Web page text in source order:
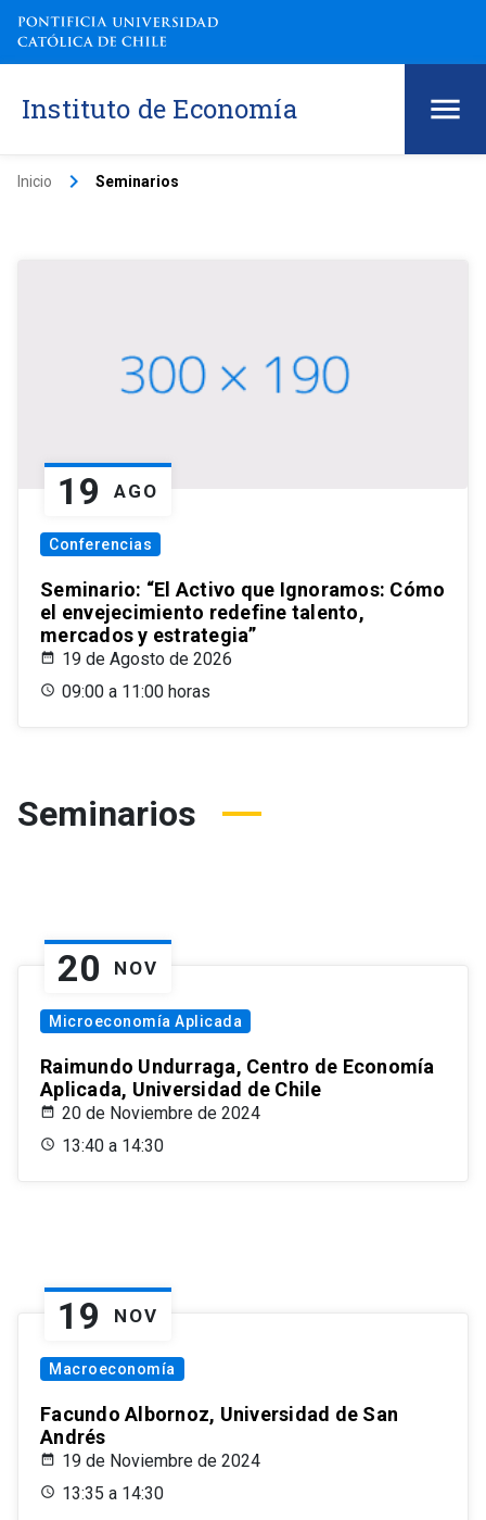
Instituto de Economía
Inicio keyboard_arrow_right Seminarios
19 AGO
Conferencias
Seminario: “El Activo que Ignoramos: Cómo
el envejecimiento redefine talento,
mercados y estrategia”
19 de Agosto de 2026
09:00 a 11:00 horas
Seminarios
20 NOV
Microeconomía Aplicada
Raimundo Undurraga, Centro de Economía
Aplicada, Universidad de Chile
20 de Noviembre de 2024
13:40 a 14:30
19 NOV
Macroeconomía
Facundo Albornoz, Universidad de San
Andrés
19 de Noviembre de 2024
13:35 a 14:30